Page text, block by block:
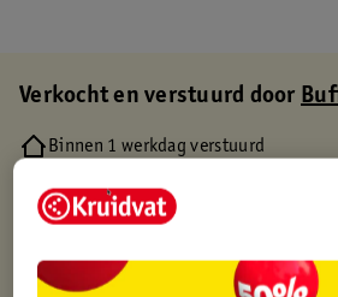
Verkocht en verstuurd door
Binnen 1 werkdag verstuurd
Gratis retourneren via verkooppartner.